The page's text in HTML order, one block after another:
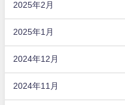
2025年2月
2025年1月
2024年12月
2024年11月